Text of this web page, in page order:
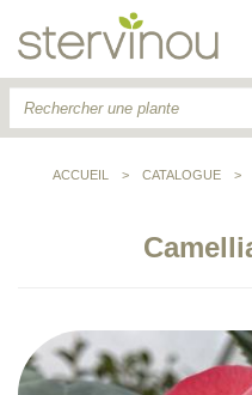
ACCUEIL > CATALOGUE >